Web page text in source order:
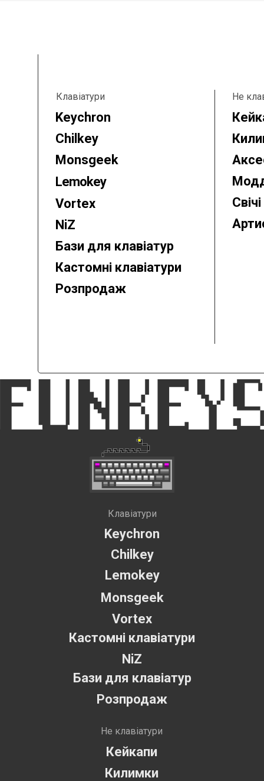
Свічі
Не
Клавіатури
Keychron
Chilkey
Vortex
NiZ
Бази для клавіатур
Кастомні клавіатури
Розпродаж
Monsgeek
Lemokey
Кейкапи
Килимки
Не клавіатури
Клавіатури
Розпродаж
Кастомні клавіатури
NiZ
Vortex
Monsgeek
Chilkey
Keychron
Бази для клавіатур
Lemokey